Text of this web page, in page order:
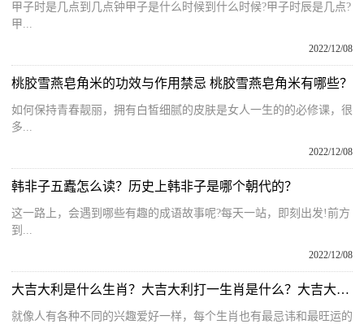
甲子时是几点到几点钟甲子是什么时候到什么时候?甲子时辰是几点?
甲...
2022/12/08
桃胶雪燕皂角米的功效与作用禁忌 桃胶雪燕皂角米有哪些？
如何保持青春靓丽，拥有白皙细腻的皮肤是女人一生的的必修课，很
多...
2022/12/08
韩非子五蠹怎么读？历史上韩非子是哪个朝代的？
这一路上，会遇到哪些有趣的成语故事呢?每天一站，即刻出发!前方
到...
2022/12/08
大吉大利是什么生肖？大吉大利打一生肖是什么？大吉大利打一个精准动物
就像人有各种不同的兴趣爱好一样，每个生肖也有最忌讳和最旺运的